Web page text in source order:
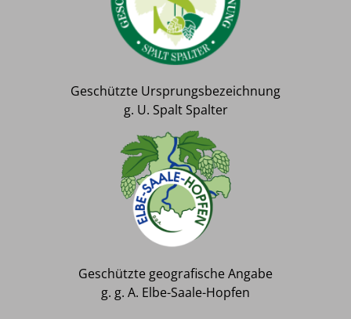
Geschützte Ursprungsbezeichnung
g. U. Spalt Spalter
Geschützte geografische Angabe
g. g. A. Elbe-Saale-Hopfen